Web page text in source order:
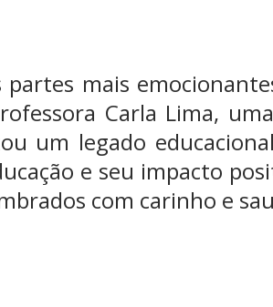
partes mais
Carla Lima,
um legado
e seu impacto
com carinho e